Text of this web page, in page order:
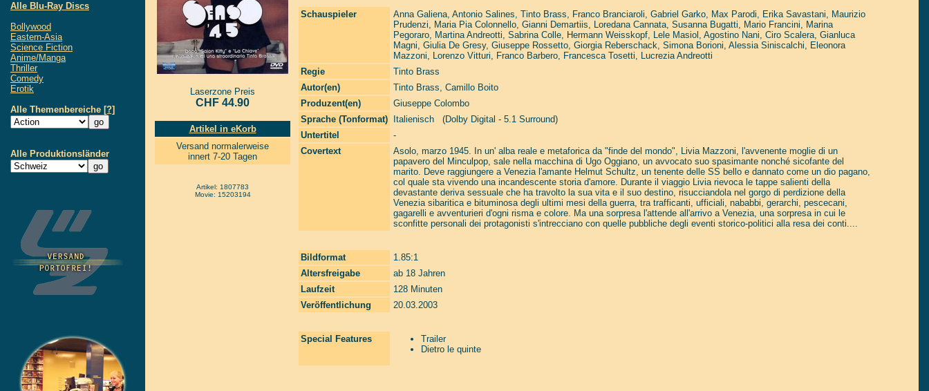
Alle Blu-Ray Discs
Bollywood
Eastern-Asia
Science Fiction
Anime/Manga
Thriller
Comedy
Erotik
Alle Themenbereiche [?]
Alle Produktionsländer
Laserzone Preis
CHF 44.90
Artikel in eKorb
Versand normalerweise
innert 7-20 Tagen
Artikel: 1807783
Movie: 15203194
Schauspieler Anna Galiena, Antonio Salines, Tinto Brass, Franco Branciaroli, Gabriel Garko, Max Parodi, Erika Savastani, Maurizio
Prudenzi, Maria Pia Colonnello, Gianni Demartiis, Loredana Cannata, Susanna Bugatti, Mario Francini, Marina
Pegoraro, Martina Andreotti, Sabrina Colle, Hermann Weisskopf, Lele Masiol , Agostino Nani, Ciro Scalera, Gianluca
Magni, Giulia De Gresy, Giuseppe Rossetto, Giorgia Reberschack, Simona Borioni, Alessia Siniscalchi, Eleonora
Mazzoni, Lorenzo Vitturi, Franco Barbero, Francesca Tosetti, Lucrezia Andreotti
Regie
Tinto Brass
Autor(en)
Tinto Brass, Camillo Boito
Produzent(en)
Giuseppe Colombo
Sprache (Tonformat)
Italienisch (Dolby Digital - 5.1 Surround)
Untertitel
-
Covertext
Asolo, marzo 1945. In un' alba reale e metaforica da "finde del mondo", Livia Mazzoni, l'avvenente moglie di un
papavero del Minculpop, sale nella macchina di Ugo Oggiano, un avvocato suo spasimante nonché sicofante del
marito. Deve raggiungere a Venezia l'amante Helmut Schultz, un tenente delle SS bello e dannato come un dio pagano,
col quale sta vivendo una incandescente storia d'amore. Durante il viaggio Livia rievoca le tappe salienti della
devastante deriva sessuale che ha travolto la sua vita e il suo destino, risucciandola nel gorgo di perdizione della
Venezia sibaritica e bituminosa degli ultimi mesi della guerra, tra trafficanti, ufficiali, nababbi, gerarchi, pescecani,
gagarelli e avventurieri d'ogni risma e colore. Ma una sorpresa l'attende all'arrivo a Venezia, una sorpresa in cui le
sconfitte personali dei protagonisti s'intrecciano con quelle pubbliche degli eventi storico-politici alla resa dei conti....
Bildformat
1.85:1
Altersfreigabe
ab 18 Jahren
Laufzeit
128 Minuten
Veröffentlichung
20.03.2003
Special Features
Trailer
Dietro le quinte